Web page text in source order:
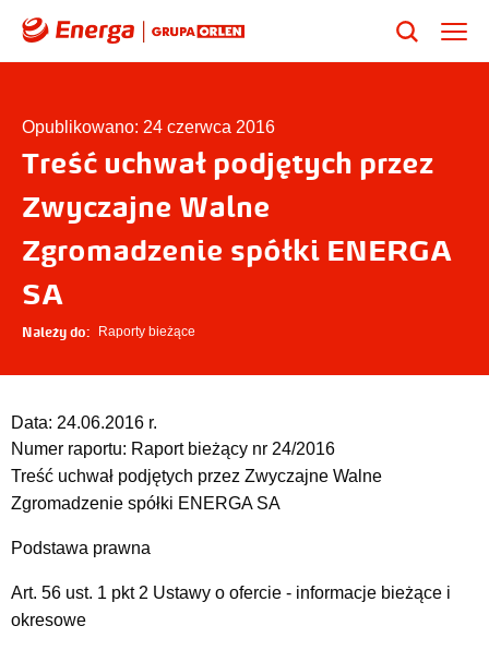
Opublikowano: 24 czerwca 2016
Treść uchwał podjętych przez
Zwyczajne Walne
Zgromadzenie spółki ENERGA
SA
Należy do: Raporty bieżące
Data: 24.06.2016 r.
Numer raportu: Raport bieżący nr 24/2016
Treść uchwał podjętych przez Zwyczajne Walne
Zgromadzenie spółki ENERGA SA
Podstawa prawna
Art. 56 ust. 1 pkt 2 Ustawy o ofercie - informacje bieżące i
okresowe